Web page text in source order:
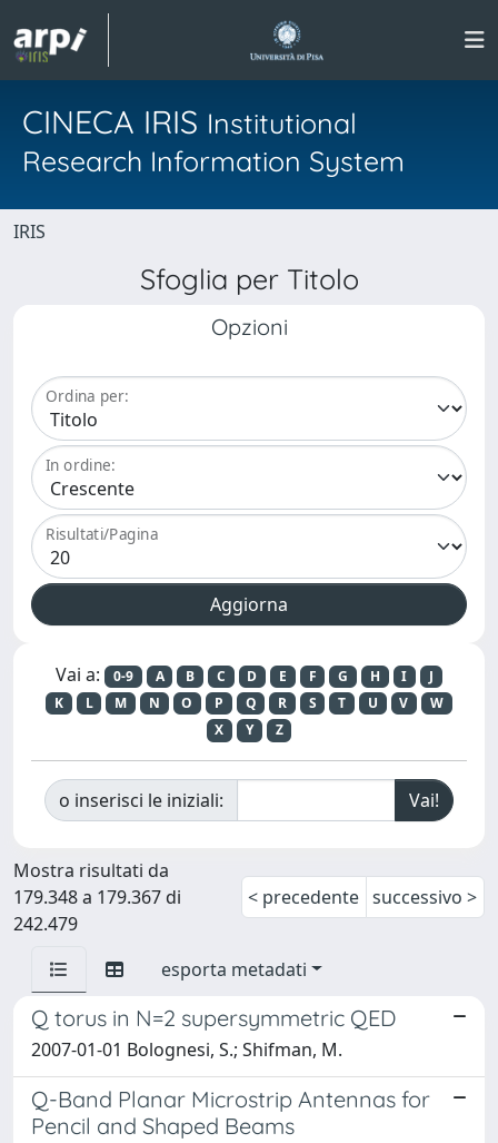
CINECA IRIS Institutional
Research Information System
IRIS
Sfoglia per Titolo
Opzioni
Ordina per:
In ordine:
Risultati/Pagina
Vai a: 0-9 A B C D E F G H I
J
K
L M N O P Q R S T U V
W
X
Y Z
o inserisci le iniziali:
Mostra risultati da
179.348 a 179.367 di
242.479
< precedente successivo >
esporta metadati
Q torus in N=2 supersymmetric QED
2007-01-01 Bolognesi, S.; Shifman, M.
Q-Band Planar Microstrip Antennas for
Pencil and Shaped Beams